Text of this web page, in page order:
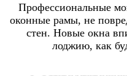
Профессиональные
оконные рамы, не
стен. Новые окна
лоджию, как